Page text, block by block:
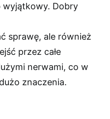
wyjątkowy. Dobry
sprawę, ale również
przez całe
nerwami, co w
znaczenia.